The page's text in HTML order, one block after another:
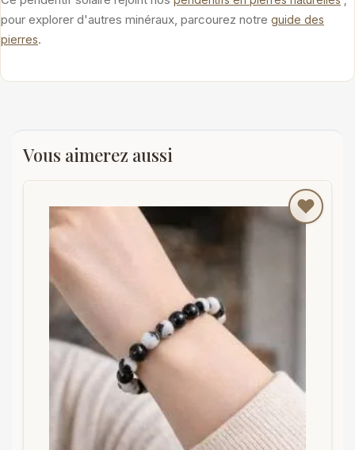
pour explorer d'autres minéraux, parcourez notre guide des
pierres.
Vous aimerez aussi